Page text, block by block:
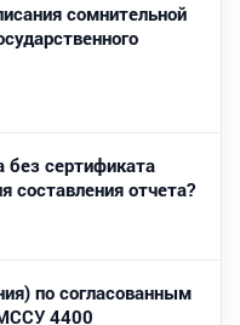
сомнительной
сертификата
составления отчета?
по согласованным
4400